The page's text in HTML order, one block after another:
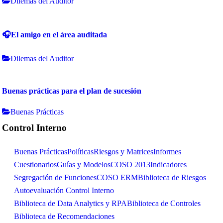
🎧El amigo en el área auditada
Dilemas del Auditor
Buenas prácticas para el plan de sucesión
Buenas Prácticas
Control Interno
Buenas PrácticasPolíticasRiesgos y MatricesInformes
CuestionariosGuías y ModelosCOSO 2013Indicadores
Segregación de FuncionesCOSO ERMBiblioteca de Riesgos
Autoevaluación Control Interno
Biblioteca de Data Analytics y RPABiblioteca de Controles
Biblioteca de Recomendaciones